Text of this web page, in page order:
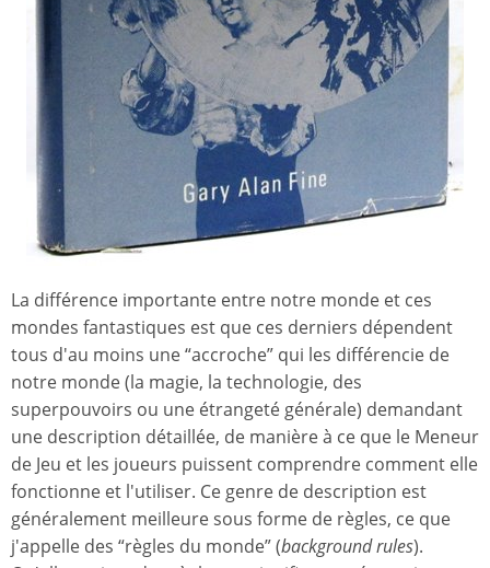
La différence importante entre notre monde et ces
mondes fantastiques est que ces derniers dépendent
tous d'au moins une “accroche” qui les différencie de
notre monde (la magie, la technologie, des
superpouvoirs ou une étrangeté générale) demandant
une description détaillée, de manière à ce que le Meneur
de Jeu et les joueurs puissent comprendre comment elle
fonctionne et l'utiliser. Ce genre de description est
généralement meilleure sous forme de règles, ce que
j'appelle des “règles du monde” (background rules).